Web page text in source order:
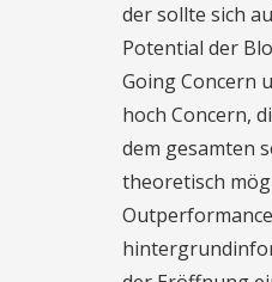
der sollte sich
Potential der
Going Concern
hoch Concern,
dem gesamten
theoretisch